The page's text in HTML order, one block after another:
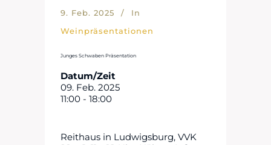
9. Feb. 2025
In
Weinpräsentationen
Junges Schwaben Präsentation
Datum/Zeit
09. Feb. 2025
11:00 - 18:00
Reithaus in Ludwigsburg, VVK